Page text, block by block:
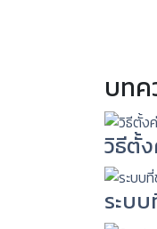
บทค
วิธีตั้
ระบ